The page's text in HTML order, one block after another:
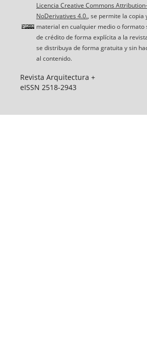
Licencia Creative Commons
NoDerivatives 4.0., se permite la copia
material en cualquier medio o formato
de crédito de forma explícita a la
se distribuya de forma gratuita y sin
al contenido.
Revista Arquitectura +
eISSN 2518-2943